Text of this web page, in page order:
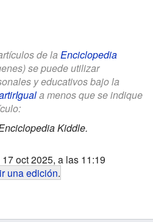
de la Enciclopedia
se puede utilizar
y educativos bajo la
a menos que se indique
Kiddle.
oct 2025, a las 11:19
una edición.